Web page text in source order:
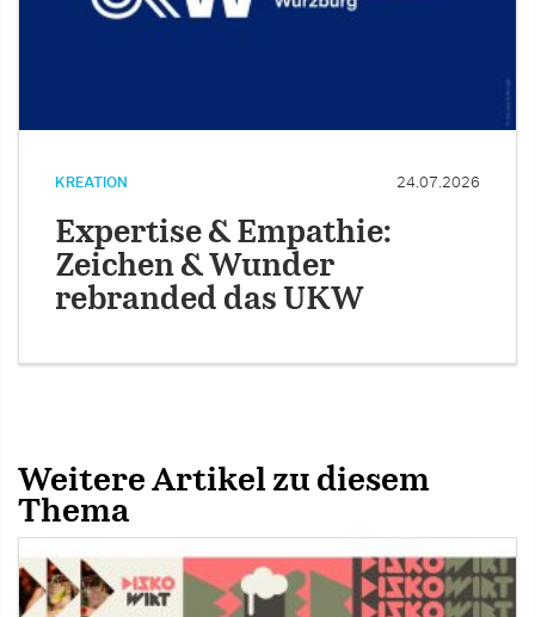
KREATION 24.07.2026
Expertise & Empathie:
Zeichen & Wunder
rebranded das UKW
Weitere Artikel zu diesem
Thema